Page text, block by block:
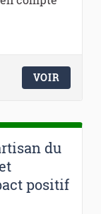
VOIR
du
positif